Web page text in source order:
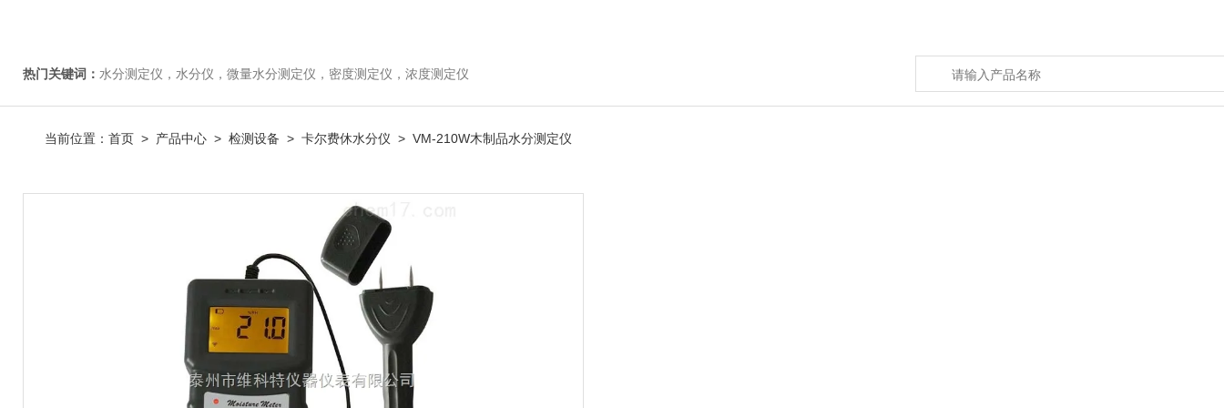
热门关键词： 水分测定仪，水分仪，微量水分测定仪，密度测定仪，浓度测定仪
当前位置： 首页 > 产品中心 > 检测设备 > 卡尔费休水分仪 > VM-210W木制品水分测定仪